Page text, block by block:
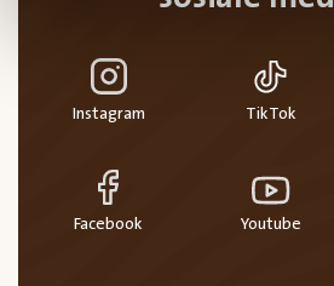
Instagram TikTok
Facebook Youtube